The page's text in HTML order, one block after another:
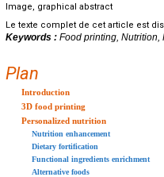
Image, graphical abstract
Le texte complet de cet article est
Keywords : Food printing, Nutrition,
Plan
Introduction
3D food printing
Personalized nutrition
Nutrition enhancement
Dietary fortification
Functional ingredients enrichment
Alternative foods